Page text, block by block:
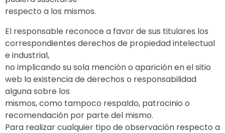
respecto a los mismos.
El responsable reconoce a favor de sus titulares los
correspondientes derechos de propiedad intelectual
e industrial,
no implicando su sola mención o aparición en el sitio
web la existencia de derechos o responsabilidad
alguna sobre los
mismos, como tampoco respaldo, patrocinio o
recomendación por parte del mismo.
Para realizar cualquier tipo de observación respecto a